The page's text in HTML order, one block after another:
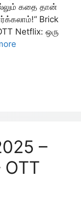
கதை தான்
Brick
Netflix: ஒரு
–